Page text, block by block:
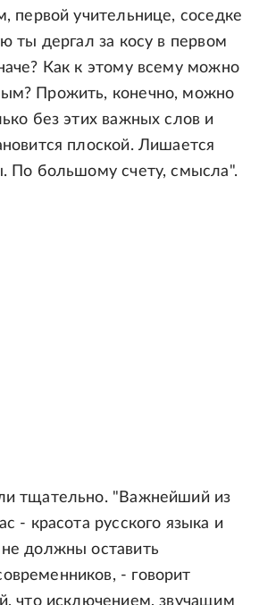
первой учительнице, соседке
ты дергал за косу в первом
Как к этому всему можно
Прожить, конечно, можно
без этих важных слов и
плоской. Лишается
По большому счету, смысла".
тщательно. "Важнейший из
- красота русского языка и
должны оставить
- говорит
что исключением, звучащим